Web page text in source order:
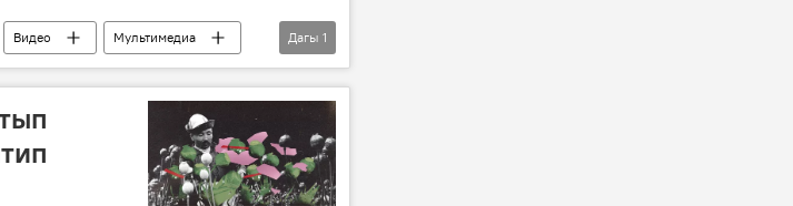
Видео
Мультимедиа
Дагы 1